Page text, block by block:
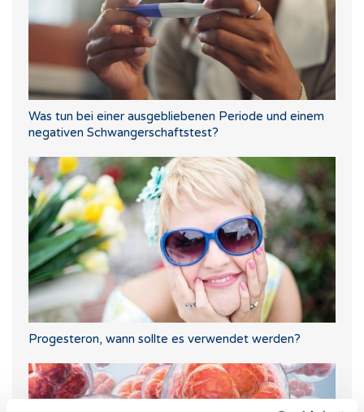
Was tun bei einer ausgebliebenen Periode und einem
negativen Schwangerschaftstest?
Progesteron, wann sollte es verwendet werden?